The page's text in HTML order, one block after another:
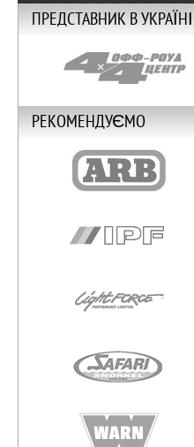
ПРЕДСТАВНИК В УКРАЇНІ
РЕКОМЕНДУЄМО